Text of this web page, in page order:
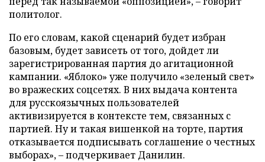
политолог.
По его словам, какой сценарий будет избран
базовым, будет зависеть от того, дойдет ли
зарегистрированная партия до агитационной
кампании. «Яблоко» уже получило «зеленый свет»
во вражеских соцсетях. В них выдача контента
для русскоязычных пользователей
активизируется в контексте тем, связанных с
партией. Ну и такая вишенкой на торте, партия
отказывается подписывать соглашение о честных
выборах», – подчеркивает Данилин.